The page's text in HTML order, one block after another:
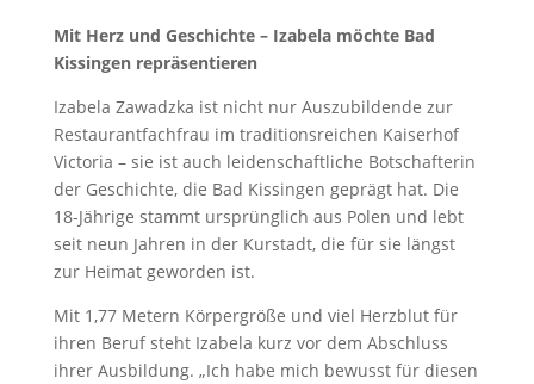
Mit Herz und Geschichte – Izabela möchte Bad
Kissingen repräsentieren
Izabela Zawadzka ist nicht nur Auszubildende zur
Restaurantfachfrau im traditionsreichen Kaiserhof
Victoria – sie ist auch leidenschaftliche Botschafterin
der Geschichte, die Bad Kissingen geprägt hat. Die
18-Jährige stammt ursprünglich aus Polen und lebt
seit neun Jahren in der Kurstadt, die für sie längst
zur Heimat geworden ist.
Mit 1,77 Metern Körpergröße und viel Herzblut für
ihren Beruf steht Izabela kurz vor dem Abschluss
ihrer Ausbildung. „Ich habe mich bewusst für diesen